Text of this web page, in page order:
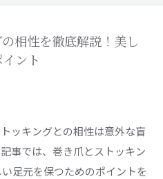
相性を徹底解説！美し
ント
ッキングとの相性は意外な盲
事では、巻き爪とストッキン
足元を保つためのポイントを